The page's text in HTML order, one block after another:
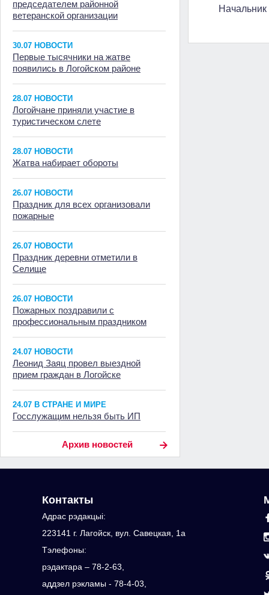
председателем районной
ветеранской организации
30.07 НОВОСТИ
Первые тысячники на жатве
появились в Логойском районе
28.07 НОВОСТИ
Логойчане приняли участие в
туристическом слете
28.07 НОВОСТИ
Жатва набирает обороты
26.07 НОВОСТИ
Праздник для всех организовали
пожарные
26.07 НОВОСТИ
Праздник деревни отметили в
Селище
26.07 НОВОСТИ
Пожарных поздравили с
профессиональным праздником
24.07 НОВОСТИ
Леонид Заяц провел выездной
прием граждан в Логойске
24.07 В СТРАНЕ И МИРЕ
Госслужащим нельзя быть ИП
Архив новостей
Контакты
Адрас рэдакцыi:
223141 г. Лагойск, вул. Савецкая, 1а
Тэлефоны:
рэдактара – 78-2-63,
аддзел рэкламы - 78-4-03,